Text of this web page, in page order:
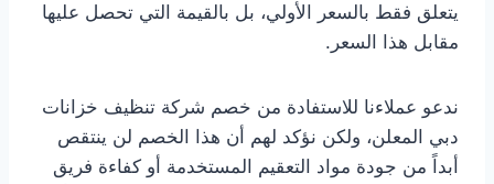
يتعلق فقط بالسعر الأولي، بل بالقيمة التي تحصل عليها
مقابل هذا السعر.
ندعو عملاءنا للاستفادة من خصم شركة تنظيف خزانات
دبي المعلن، ولكن نؤكد لهم أن هذا الخصم لن ينتقص
أبداً من جودة مواد التعقيم المستخدمة أو كفاءة فريق